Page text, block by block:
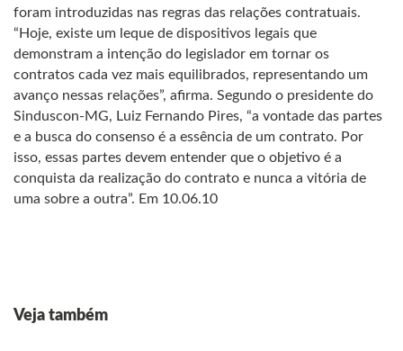
foram introduzidas nas regras das relações contratuais.
“Hoje, existe um leque de dispositivos legais que
demonstram a intenção do legislador em tornar os
contratos cada vez mais equilibrados, representando um
avanço nessas relações”, afirma. Segundo o presidente do
Sinduscon-MG, Luiz Fernando Pires, “a vontade das partes
e a busca do consenso é a essência de um contrato. Por
isso, essas partes devem entender que o objetivo é a
conquista da realização do contrato e nunca a vitória de
uma sobre a outra”. Em 10.06.10
Veja também